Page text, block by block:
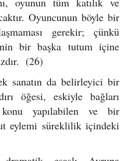
Oyuncunun böyle bir
gerekir; çünkü
bir başka tutum içine
(26)
sanatın da belirleyici bir
öğesi, eskiyle bağları
konu yapılabilen ve bir
eylemi süreklilik içindeki